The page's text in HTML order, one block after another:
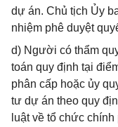
dự án. Chủ tịch Ủy
nhiệm phê duyệt
d) Người có thẩm
toán quy định tại
phân cấp hoặc ủy
tư dự án theo quy
luật về tổ chức